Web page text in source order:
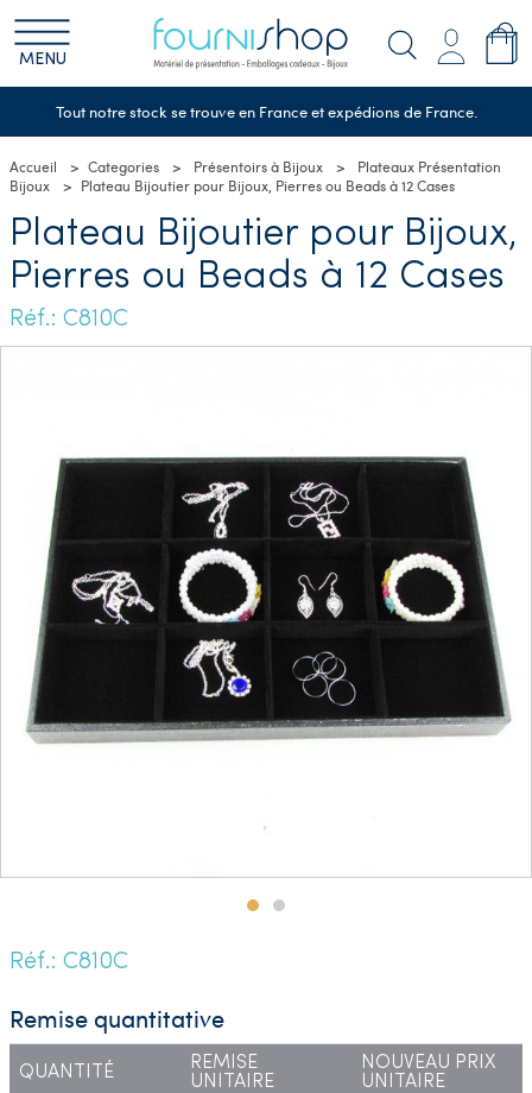
MENU
Tout notre stock se trouve en France et expédions de France.
Accueil Categories Présentoirs à Bijoux
Plateaux Présentation
Bijoux
Plateau Bijoutier pour Bijoux, Pierres ou Beads à 12 Cases
Plateau Bijoutier pour Bijoux,
Pierres ou Beads à 12 Cases
Réf.: C810C
Réf.: C810C
Remise quantitative
QUANTITÉ
REMISE
UNITAIRE
NOUVEAU PRIX
UNITAIRE